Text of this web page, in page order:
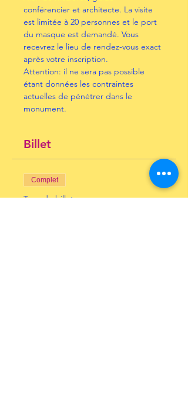
conférencier et architecte. La visite
est limitée à 20 personnes et le port
du masque est demandé. Vous
recevrez le lieu de rendez-vous exact
après votre inscription.
Attention: il ne sera pas possible
étant données les contraintes
actuelles de pénétrer dans le
monument.
Billet
Complet
Type de billet